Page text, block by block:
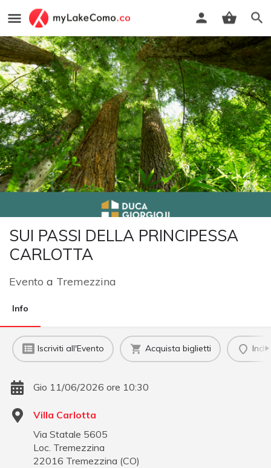
SUI PASSI DELLA PRINCIPESSA
CARLOTTA
Evento a Tremezzina
Info
Iscriviti all'Evento Acquista biglietti
Gio 11/06/2026 ore 10:30
Villa Carlotta
Via Statale 5605
Loc. Tremezzina
22016 Tremezzina (CO)